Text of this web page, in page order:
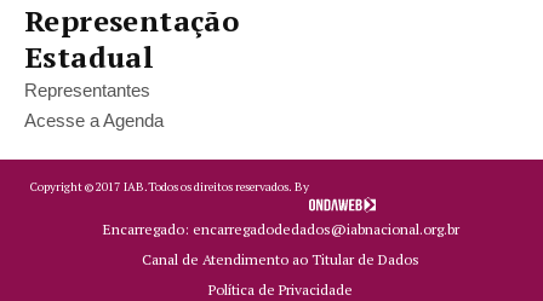
Representação
Estadual
Representantes
Acesse a Agenda
Copyright ©2017 IAB.Todos os direitos reservados. By
Encarregado: encarregadodedados@iabnacional.org.br
Canal de Atendimento ao Titular de Dados
Política de Privacidade